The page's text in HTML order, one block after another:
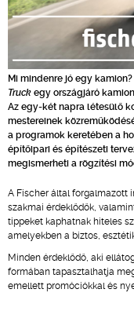
Mi mindenre jó egy
Truck egy országjáró
Az egy-két napra létesülő
mestereinek
a programok keretében a
építőipari és építészeti
megismerheti a rögzítési
A Fischer által forgalmazott
szakmai érdeklődők,
tippeket kaphatnak hiteles
amelyekben a biztos,
Minden érdeklődő, aki
formában tapasztalhatja
emellett promóciókkal és